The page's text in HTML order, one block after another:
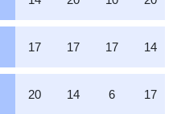
17 17 17 14
20 14 6 17